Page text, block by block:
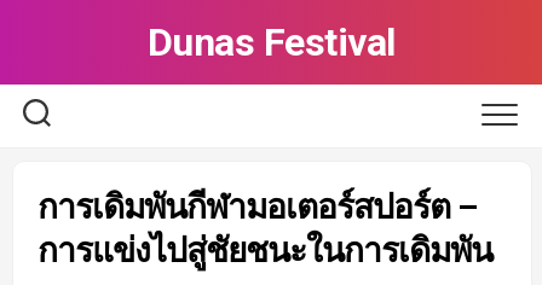
Dunas Festival
การเดิมพันกีฬามอเตอร์สปอร์ต –
การแข่งไปสู่ชัยชนะในการเดิมพัน